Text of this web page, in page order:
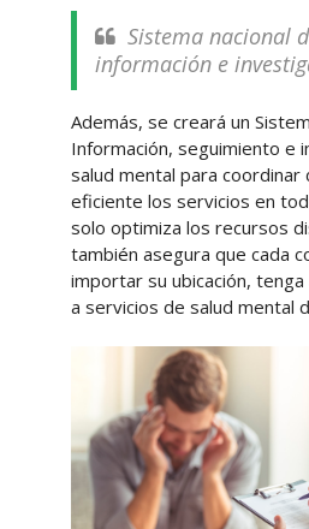
Sistema nacional
información e
Además, se creará un
Información, seguimiento e
salud mental para coordinar
eficiente los servicios en
solo optimiza los recursos
también asegura que cada
importar su ubicación,
a servicios de salud mental